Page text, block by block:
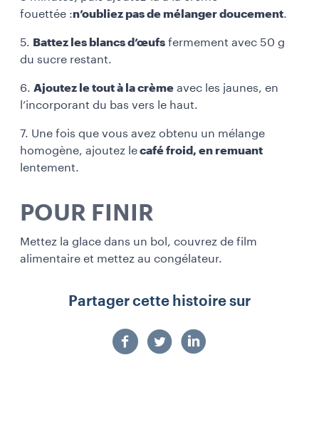
fouettée :n’oubliez pas de mélanger doucement.
5. Battez les blancs d’œufs fermement avec 50 g
du sucre restant.
6. Ajoutez le tout à la crème avec les jaunes, en
l’incorporant du bas vers le haut.
7. Une fois que vous avez obtenu un mélange
homogène, ajoutez lecafé froid, en remuant
lentement.
POUR FINIR
Mettez la glace dans un bol, couvrez de film
alimentaire et mettez au congélateur.
Partager cette histoire sur